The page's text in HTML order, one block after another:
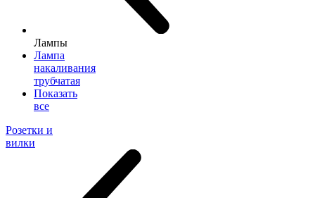
Лампы
Лампа
накаливания
трубчатая
Показать
все
Розетки и
вилки